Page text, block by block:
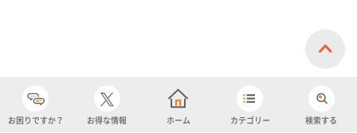
お困りですか？ お得な情報 ホーム カテゴリー 検索する